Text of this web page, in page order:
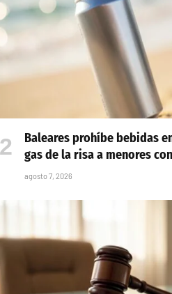
Baleares prohíbe bebidas
gas de la risa a menores
agosto 7, 2026